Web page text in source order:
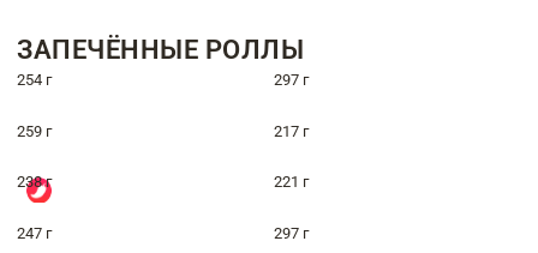
ЗАПЕЧЁННЫЕ РОЛЛЫ
254 г 297 г
259 г 217 г
238 г 221 г
247 г 297 г